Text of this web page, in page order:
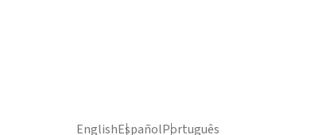
EnglishEspañolPortuguês